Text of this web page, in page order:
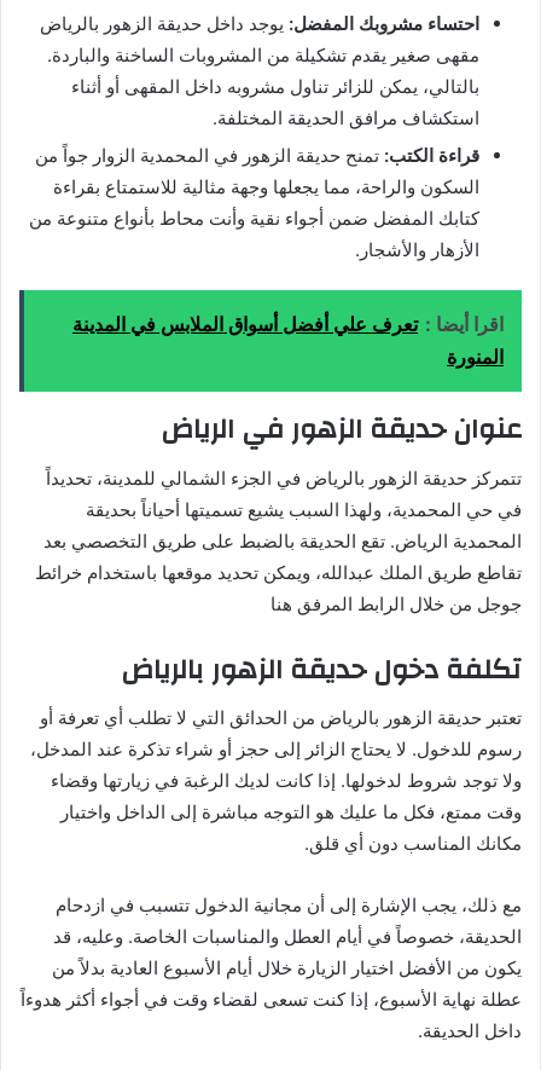
احتساء مشروبك المفضل: يوجد داخل حديقة الزهور بالرياض
مقهى صغير يقدم تشكيلة من المشروبات الساخنة والباردة.
بالتالي، يمكن للزائر تناول مشروبه داخل المقهى أو أثناء
استكشاف مرافق الحديقة المختلفة.
قراءة الكتب: تمنح حديقة الزهور في المحمدية الزوار جواً من
السكون والراحة، مما يجعلها وجهة مثالية للاستمتاع بقراءة
كتابك المفضل ضمن أجواء نقية وأنت محاط بأنواع متنوعة من
الأزهار والأشجار.
اقرا أيضا : تعرف علي أفضل أسواق الملابس في المدينة
المنورة
عنوان حديقة الزهور في الرياض
تتمركز حديقة الزهور بالرياض في الجزء الشمالي للمدينة، تحديداً
في حي المحمدية، ولهذا السبب يشيع تسميتها أحياناً بحديقة
المحمدية الرياض. تقع الحديقة بالضبط على طريق التخصصي بعد
تقاطع طريق الملك عبدالله، ويمكن تحديد موقعها باستخدام خرائط
جوجل من خلال الرابط المرفق هنا
تكلفة دخول حديقة الزهور بالرياض
تعتبر حديقة الزهور بالرياض من الحدائق التي لا تطلب أي تعرفة أو
رسوم للدخول. لا يحتاج الزائر إلى حجز أو شراء تذكرة عند المدخل،
ولا توجد شروط لدخولها. إذا كانت لديك الرغبة في زيارتها وقضاء
وقت ممتع، فكل ما عليك هو التوجه مباشرة إلى الداخل واختيار
مكانك المناسب دون أي قلق.
مع ذلك، يجب الإشارة إلى أن مجانية الدخول تتسبب في ازدحام
الحديقة، خصوصاً في أيام العطل والمناسبات الخاصة. وعليه، قد
يكون من الأفضل اختيار الزيارة خلال أيام الأسبوع العادية بدلاً من
عطلة نهاية الأسبوع، إذا كنت تسعى لقضاء وقت في أجواء أكثر هدوءاً
داخل الحديقة.